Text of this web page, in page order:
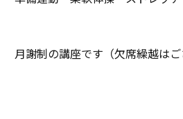
月謝制の講座です（欠席繰越は